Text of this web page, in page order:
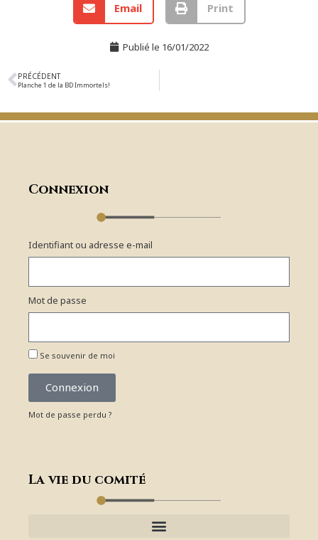
Email Print
Publié le 16/01/2022
PRÉCÉDENT
Planche 1 de la BD Immortels!
Connexion
Identifiant ou adresse e-mail
Mot de passe
Se souvenir de moi
Connexion
Mot de passe perdu ?
La vie du comité